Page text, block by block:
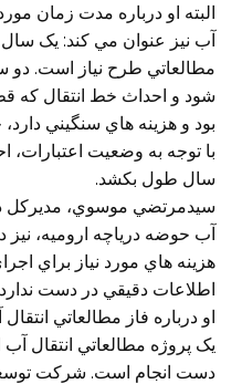
البته او درباره مدت زمان
آب نيز عنوان مي کند: يک
مطالعاتي طرح نياز است. دو
شود و احداث خط انتقال که
بود و هزينه هاي سنگيني دارد،
سال طول بکشد.
سيدمرتضي موسوي، مديرکل
آب حوضه درياچه اروميه،
هزينه هاي مورد نياز براي
اطلاعات دقيقي در دست
او درباره فاز مطالعاتي
يک پروژه مطالعاتي انتقال آب
دست انجام است. شرکت توسعه